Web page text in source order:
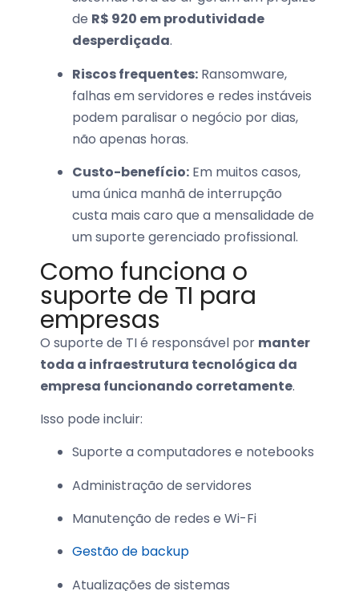
de R$ 920 em produtividade
desperdiçada.
Riscos frequentes: Ransomware,
falhas em servidores e redes instáveis
podem paralisar o negócio por dias,
não apenas horas.
Custo-benefício: Em muitos casos,
uma única manhã de interrupção
custa mais caro que a mensalidade de
um suporte gerenciado profissional.
Como funciona o
suporte de TI para
empresas
O suporte de TI é responsável por manter
toda a infraestrutura tecnológica da
empresa funcionando corretamente.
Isso pode incluir:
Suporte a computadores e notebooks
Administração de servidores
Manutenção de redes e Wi-Fi
Gestão de backup
Atualizações de sistemas